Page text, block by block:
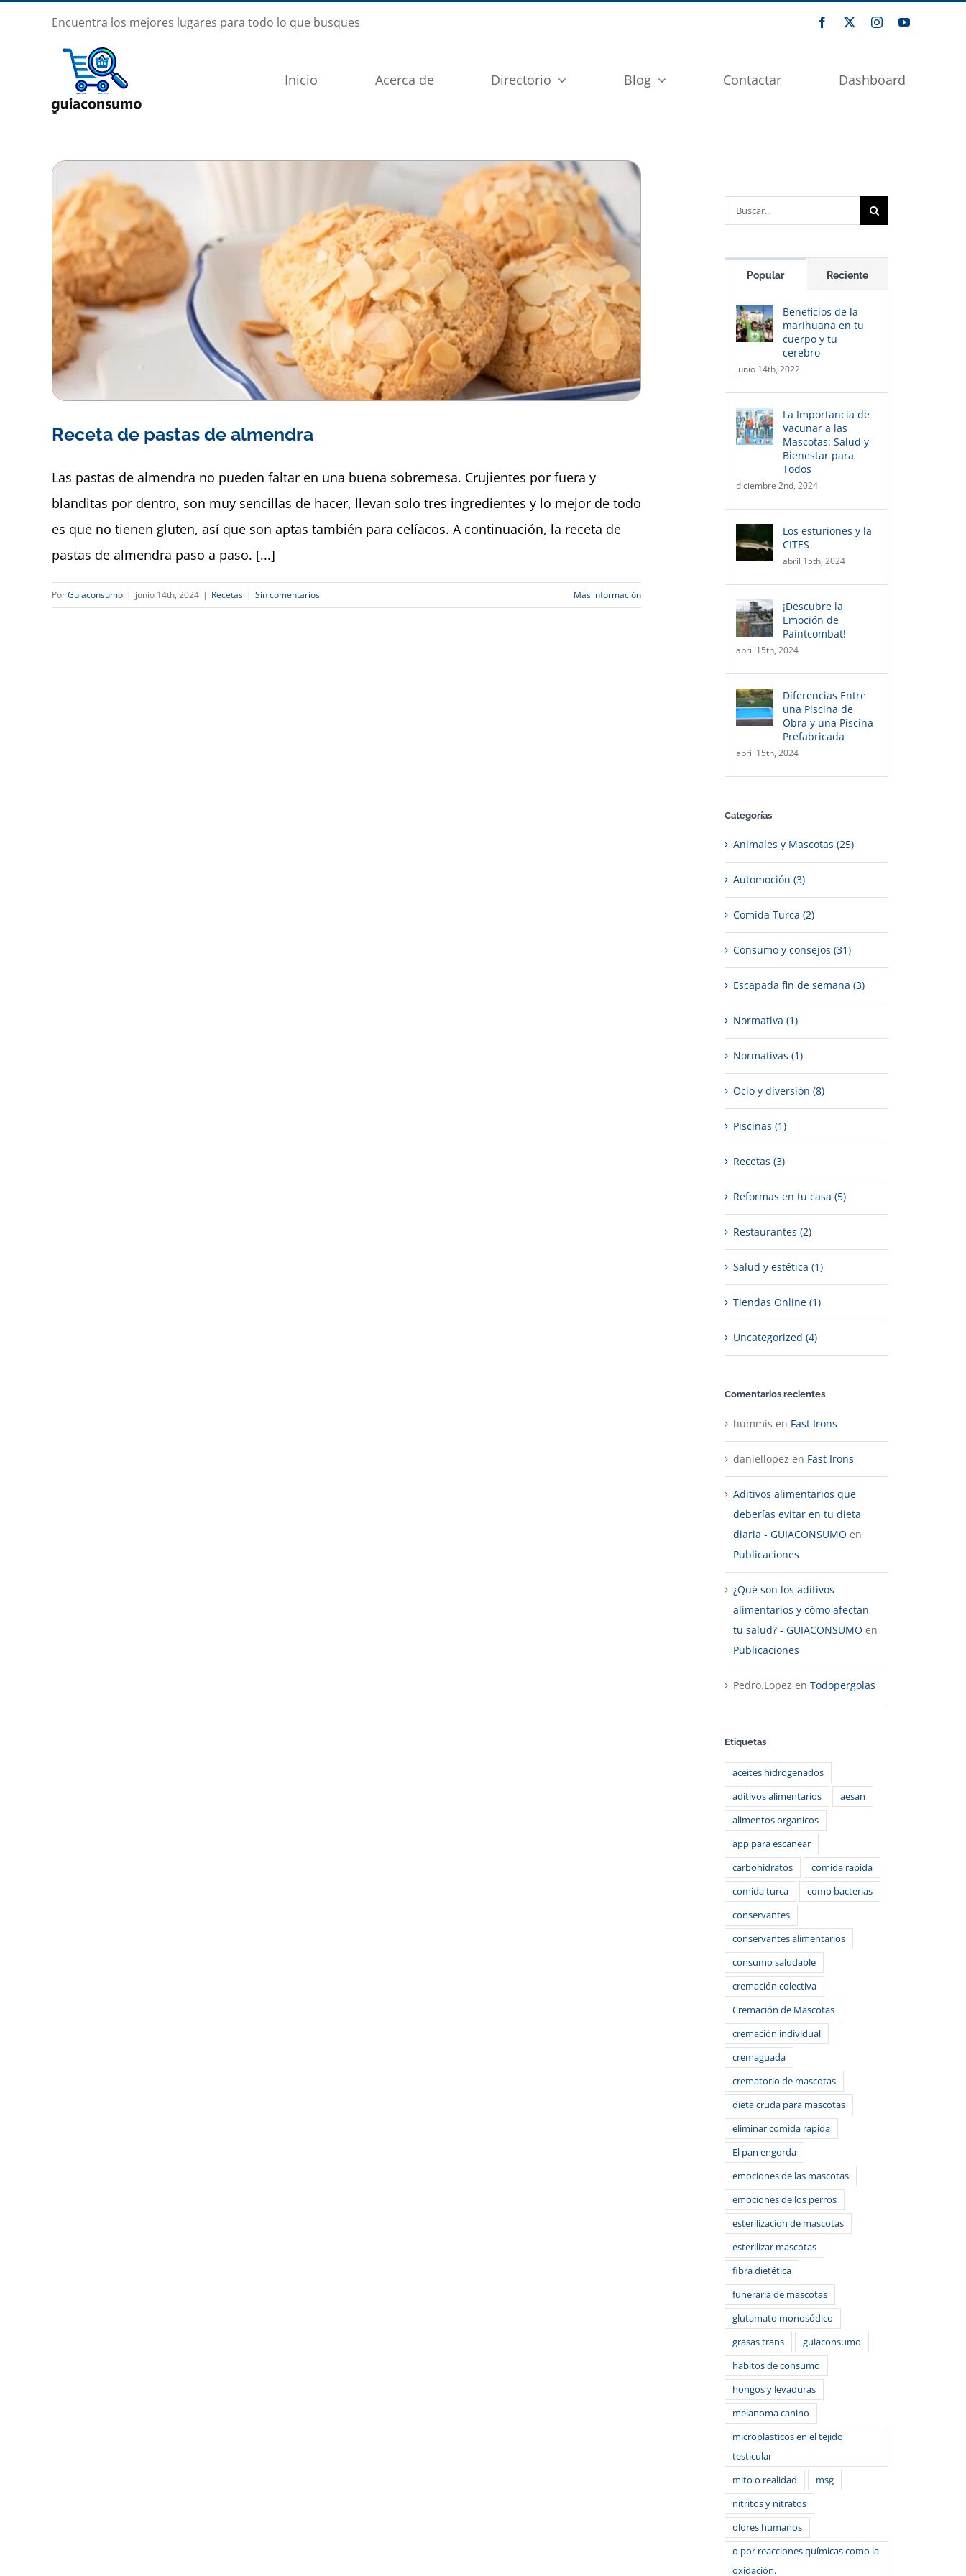
Encuentra los mejores lugares para todo lo que busques
Inicio Acerca de Directorio Blog Contactar Dashboard
Receta de pastas de almendra
Las pastas de almendra no pueden faltar en una buena sobremesa. Crujientes por fuera y
blanditas por dentro, son muy sencillas de hacer, llevan solo tres ingredientes y lo mejor de todo
es que no tienen gluten, así que son aptas también para celíacos. A continuación, la receta de
pastas de almendra paso a paso. [...]
PorGuiaconsumo | junio 14th, 2024 | Recetas | Sin comentarios Más información
Buscar:
Popular Reciente
Beneficios de la
marihuana en tu
cuerpo y tu
cerebro
junio 14th, 2022
La Importancia de
Vacunar a las
Mascotas: Salud y
Bienestar para
Todos
diciembre 2nd, 2024
Los esturiones y la
CITES
abril 15th, 2024
¡Descubre la
Emoción de
Paintcombat!
abril 15th, 2024
Diferencias Entre
una Piscina de
Obra y una Piscina
Prefabricada
abril 15th, 2024
Categorías
Animales y Mascotas (25)
Automoción (3)
Comida Turca (2)
Consumo y consejos (31)
Escapada fin de semana (3)
Normativa (1)
Normativas (1)
Ocio y diversión (8)
Piscinas (1)
Recetas (3)
Reformas en tu casa (5)
Restaurantes (2)
Salud y estética (1)
Tiendas Online (1)
Uncategorized (4)
Comentarios recientes
hummis en Fast Irons
daniellopez en Fast Irons
Aditivos alimentarios que
deberías evitar en tu dieta
diaria - GUIACONSUMO en
Publicaciones
¿Qué son los aditivos
alimentarios y cómo afectan
tu salud? - GUIACONSUMO en
Publicaciones
Pedro.Lopez en Todopergolas
Etiquetas
aceites hidrogenados
aditivos alimentarios
aesan
alimentos organicos
app para escanear
carbohidratos
comida rapida
comida turca
como bacterias
conservantes
conservantes alimentarios
consumo saludable
cremación colectiva
Cremación de Mascotas
cremación individual
cremaguada
crematorio de mascotas
dieta cruda para mascotas
eliminar comida rapida
El pan engorda
emociones de las mascotas
emociones de los perros
esterilizacion de mascotas
esterilizar mascotas
fibra dietética
funeraria de mascotas
glutamato monosódico
grasas trans
guiaconsumo
habitos de consumo
hongos y levaduras
melanoma canino
microplasticos en el tejido
testicular
mito o realidad
msg
nitritos y nitratos
olores humanos
o por reacciones químicas como la
oxidación.